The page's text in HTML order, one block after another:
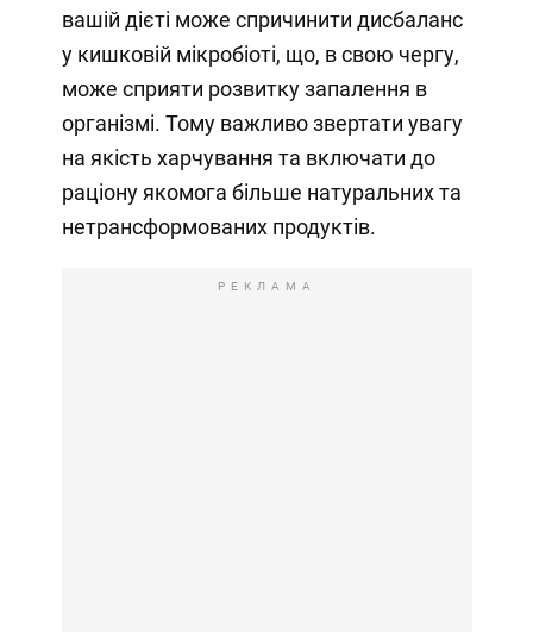
вашій дієті може спричинити дисбаланс
у кишковій мікробіоті, що, в свою чергу,
може сприяти розвитку запалення в
організмі. Тому важливо звертати увагу
на якість харчування та включати до
раціону якомога більше натуральних та
нетрансформованих продуктів.
РЕКЛАМА